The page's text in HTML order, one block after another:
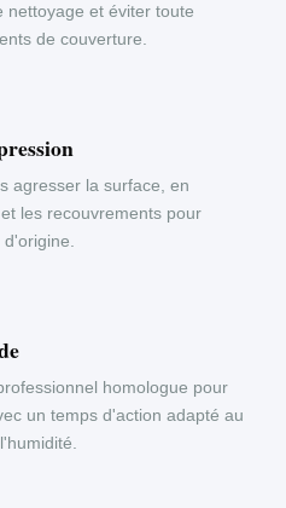
nettoyage et éviter toute
de couverture.
agresser la surface, en
les recouvrements pour
homologue pour
un temps d'action adapté au